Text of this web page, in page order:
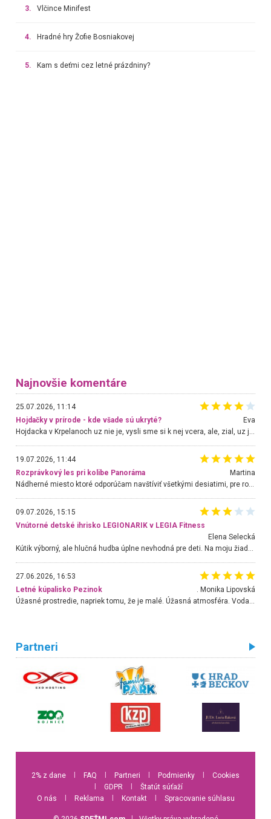
3. Vlčince Minifest
4. Hradné hry Žofie Bosniakovej
5. Kam s deťmi cez letné prázdniny?
Najnovšie komentáre
25.07.2026, 11:14
Hojdačky v prírode - kde všade sú ukryté?
Eva
Hojdacka v Krpelanoch uz nie je, vysli sme si k nej vcera, ale, zial, uz je znicena. Ak sem planujete cestu len kvoli hojdacke, mozete si ju usetrit. Krasny vyhlad je tu vsak aj bez hojdacky :-)
19.07.2026, 11:44
Rozprávkový les pri kolibe Panoráma
Martina
Nádherné miesto ktoré odporúčam navštíviť všetkými desiatimi, pre rodiny s deťmi, dôchodcom... Proste a jednoducho ozaj rozprávkový les.. určite ešte prídeme. Odniesli sme si na pamiatku krásne tričká,
09.07.2026, 15:15
Vnútorné detské ihrisko LEGIONARIK v LEGIA Fitness
Elena Selecká
Kútik výborný, ale hlučná hudba úplne nevhodná pre deti. Na moju žiadosť o aspoň sušenie nereagovali.
27.06.2026, 16:53
Letné kúpalisko Pezinok
. Monika Lipovská
Partneri
2% z dane FAQ Partneri Podmienky
Cookies
GDPR
Štatút súťaží
O nás
Reklama Kontakt Spracovanie súhlasu